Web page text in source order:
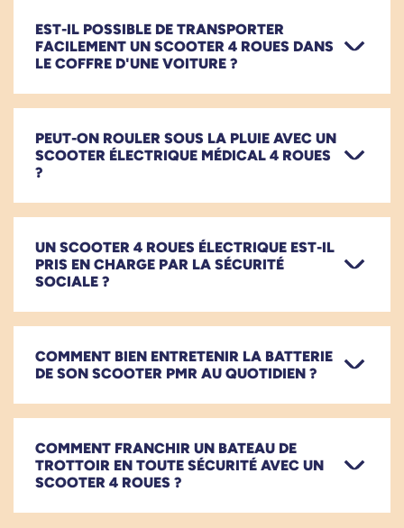
EST-IL POSSIBLE DE TRANSPORTER
FACILEMENT UN SCOOTER 4 ROUES DANS
LE COFFRE D'UNE VOITURE ?
PEUT-ON ROULER SOUS LA PLUIE AVEC UN
SCOOTER ÉLECTRIQUE MÉDICAL 4 ROUES
?
UN SCOOTER 4 ROUES ÉLECTRIQUE EST-IL
PRIS EN CHARGE PAR LA SÉCURITÉ
SOCIALE ?
COMMENT BIEN ENTRETENIR LA BATTERIE
DE SON SCOOTER PMR AU QUOTIDIEN ?
COMMENT FRANCHIR UN BATEAU DE
TROTTOIR EN TOUTE SÉCURITÉ AVEC UN
SCOOTER 4 ROUES ?